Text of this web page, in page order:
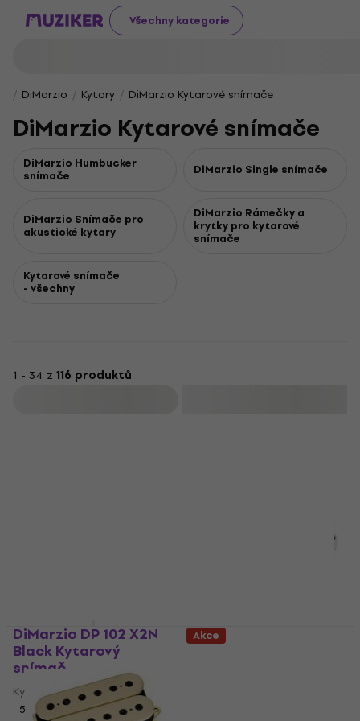
Všechny kategorie
DiMarzio Kytary DiMarzio Kytarové snímače
DiMarzio Kytarové snímače
DiMarzio Humbucker
snímače DiMarzio Single snímače
DiMarzio Snímače pro
akustické kytary
DiMarzio Rámečky a
krytky pro kytarové
snímače
Kytarové snímače
- všechny
1 - 34 z 116 produktů
DiMarzio DP 102 X2N
Black Kytarový
snímač
Kytarový snímač
5 /5
Akce